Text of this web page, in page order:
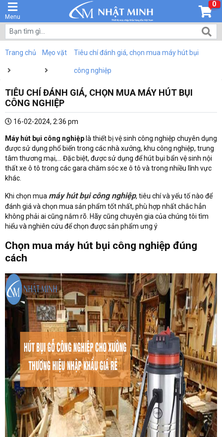
Menu
0
Trang chủ Mẹo vặt Tiêu chí đánh giá, chọn mua máy hút bụi
công nghiệp
TIÊU CHÍ ĐÁNH GIÁ, CHỌN MUA MÁY HÚT BỤI
CÔNG NGHIỆP
16-02-2024, 2:36 pm
Máy hút bụi công nghiệp là thiết bị vệ sinh công nghiệp chuyên dụng
được sử dụng phổ biến trong các nhà xưởng, khu công nghiệp, trung
tâm thương mại,… Đặc biệt, được sử dụng để hút bụi bẩn vệ sinh nội
thất xe ô tô trong các gara chăm sóc xe ô tô và trong nhiều lĩnh vực
khác.
Khi chọn mua máy hút bụi công nghiệp, tiêu chí và yếu tố nào để
đánh giá và chọn mua sản phẩm tốt nhất, phù hợp nhất chắc hẳn
không phải ai cũng nắm rõ. Hãy cũng chuyên gia của chúng tôi tìm
hiểu và nghiên cứu để chọn được sản phẩm ưng ý
Chọn mua máy hút bụi công nghiệp đúng
cách